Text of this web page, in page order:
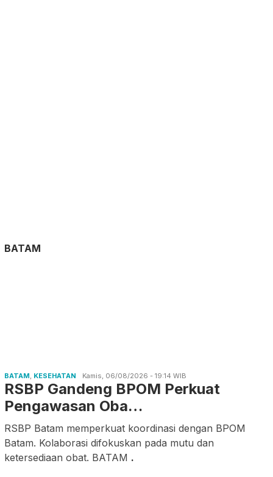
BATAM
BATAM, KESEHATAN Kamis, 06/08/2026 - 19:14 WIB
RSBP Gandeng BPOM Perkuat
Pengawasan Oba…
RSBP Batam memperkuat koordinasi dengan BPOM
Batam. Kolaborasi difokuskan pada mutu dan
ketersediaan obat. BATAM .